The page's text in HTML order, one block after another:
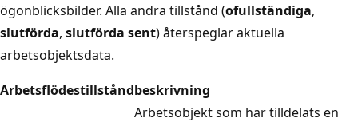
ögonblicksbilder. Alla andra tillstånd (ofullständiga,
slutförda, slutförda sent) återspeglar aktuella
arbetsobjektsdata.
Arbetsflödestillståndbeskrivning
Arbetsobjekt som har tilldelats en